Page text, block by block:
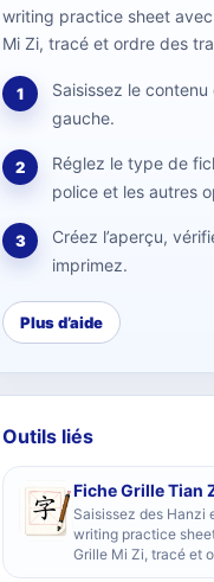
writing practice sheet avec
Mi Zi, tracé et ordre des
1
Saisissez le contenu
gauche.
2
Réglez le type de
police et les autres
3
Créez l’aperçu,
imprimez.
Plus d’aide
Outils liés
Fiche Grille Tian
Saisissez des Hanzi
writing practice
Grille Mi Zi, tracé et